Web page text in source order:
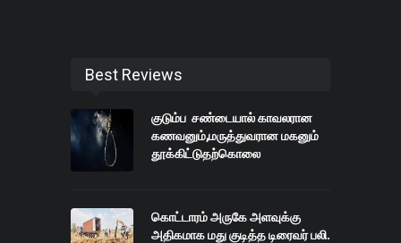
Best Reviews
குடும்ப சண்டையால் காவலரான
கணவனும்,மருத்துவரான மகனும்
தூக்கிட்டுதற்கொலை
கொட்டாரம் அருகே அளவுக்கு
அதிகமாக மது குடித்த டிரைவர் பலி.